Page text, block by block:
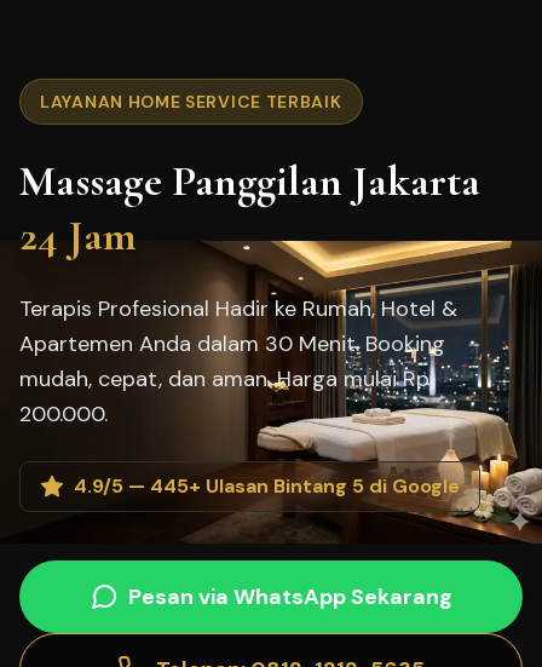
LAYANAN HOME SERVICE TERBAIK
Massage Panggilan Jakarta
24 Jam
Terapis Profesional Hadir ke Rumah, Hotel &
Apartemen Anda dalam 30 Menit. Booking
mudah, cepat, dan aman. Harga mulai Rp
200.000.
4.9/5 — 445+ Ulasan Bintang 5 di Google
Pesan via WhatsApp Sekarang